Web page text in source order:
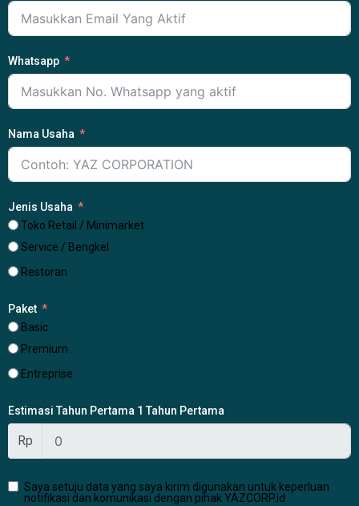
Whatsapp
Nama Usaha
Jenis Usaha
Toko Retail / Minimarket
Service / Bengkel
Restoran
Paket
Basic
Premium
Entreprise
Estimasi Tahun Pertama 1 Tahun Pertama
Rp
Saya setuju data yang saya kirim digunakan untuk keperluan
notifikasi dan komunikasi dengan pihak YAZCORP.id